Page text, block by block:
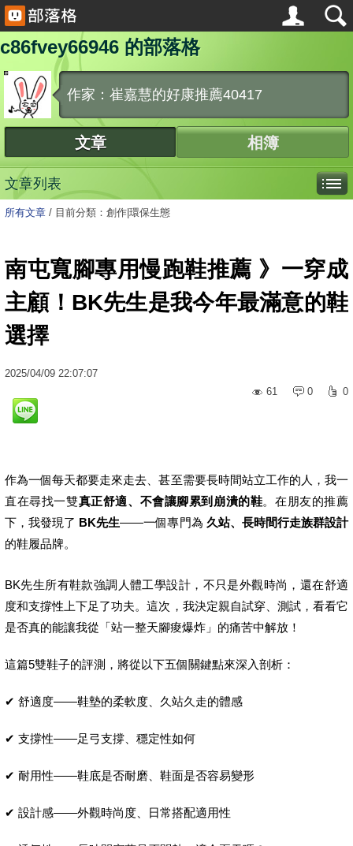
c86fvey66946 的部落格
作家：崔嘉慧的好康推薦40417
文章 相簿
文章列表
所有文章 / 目前分類：創作|環保生態
南屯寬腳專用慢跑鞋推薦 》一穿成
主顧！BK先生是我今年最滿意的鞋
選擇
2025/04/09 22:07:07
61
0 0
作為一個每天都要走來走去、甚至需要長時間站立工作的人，我一
直在尋找一雙真正舒適、不會讓腳累到崩潰的鞋。在朋友的推薦
下，我發現了 BK先生——一個專門為 久站、長時間行走族群設計
的鞋履品牌。
BK先生所有鞋款強調人體工學設計，不只是外觀時尚，還在舒適
度和支撐性上下足了功夫。這次，我決定親自試穿、測試，看看它
是否真的能讓我從「站一整天腳痠爆炸」的痛苦中解放！
這篇5雙鞋子的評測，將從以下五個關鍵點來深入剖析：
✔ 舒適度——鞋墊的柔軟度、久站久走的體感
✔ 支撐性——足弓支撐、穩定性如何
✔ 耐用性——鞋底是否耐磨、鞋面是否容易變形
✔ 設計感——外觀時尚度、日常搭配適用性